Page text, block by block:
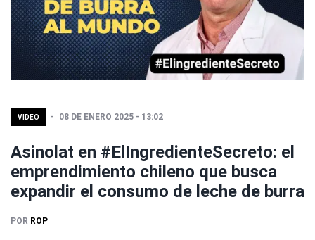
VIDEO 08 DE ENERO 2025 - 13:02
Asinolat en #ElIngredienteSecreto: el
emprendimiento chileno que busca
expandir el consumo de leche de burra
POR ROP